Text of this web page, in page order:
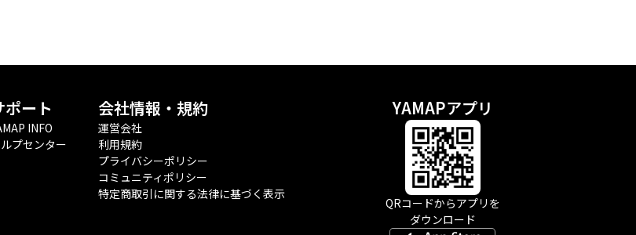
ポート
INFO
プセンター
会社情報・規約
運営会社
利用規約
プライバシーポリシー
コミュニティポリシー
特定商取引に関する法律に基づく表示
YAMAPアプリ
QRコードからアプリを
ダウンロード